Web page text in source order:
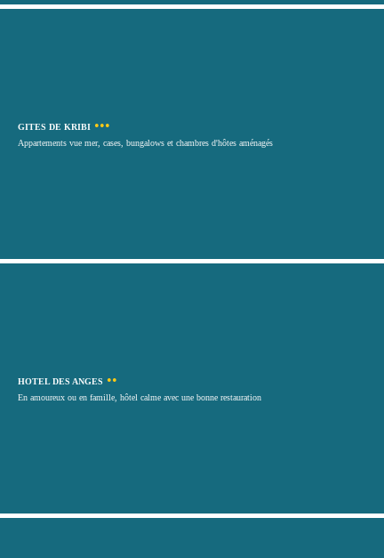
GITES DE KRIBI •••
Appartements vue mer, cases, bungalows et chambres d'hôtes aménagés
HOTEL DES ANGES ••
En amoureux ou en famille, hôtel calme avec une bonne restauration